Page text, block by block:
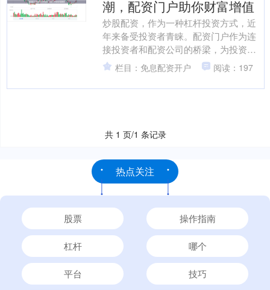
潮，配资门户助你财富增值
炒股配资，作为一种杠杆投资方式，近
年来备受投资者青睐。配资门户作为连
接投资者和配资公司的桥梁，为投资者
提供便捷、高效的配资服务，助力财富
增值。 * **放大收益....
栏目：免息配资开户 阅读：197
共 1 页/1 条记录
热点关注
股票 操作指南
杠杆 哪个
平台 技巧